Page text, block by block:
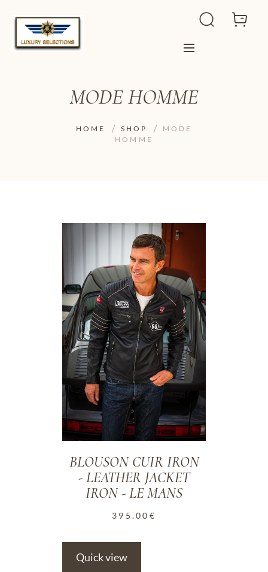
MODE HOMME
HOME SHOP
MODE
HOMME
BLOUSON CUIR IRON
- LEATHER JACKET
IRON - LE MANS
395.00 €
Quick view